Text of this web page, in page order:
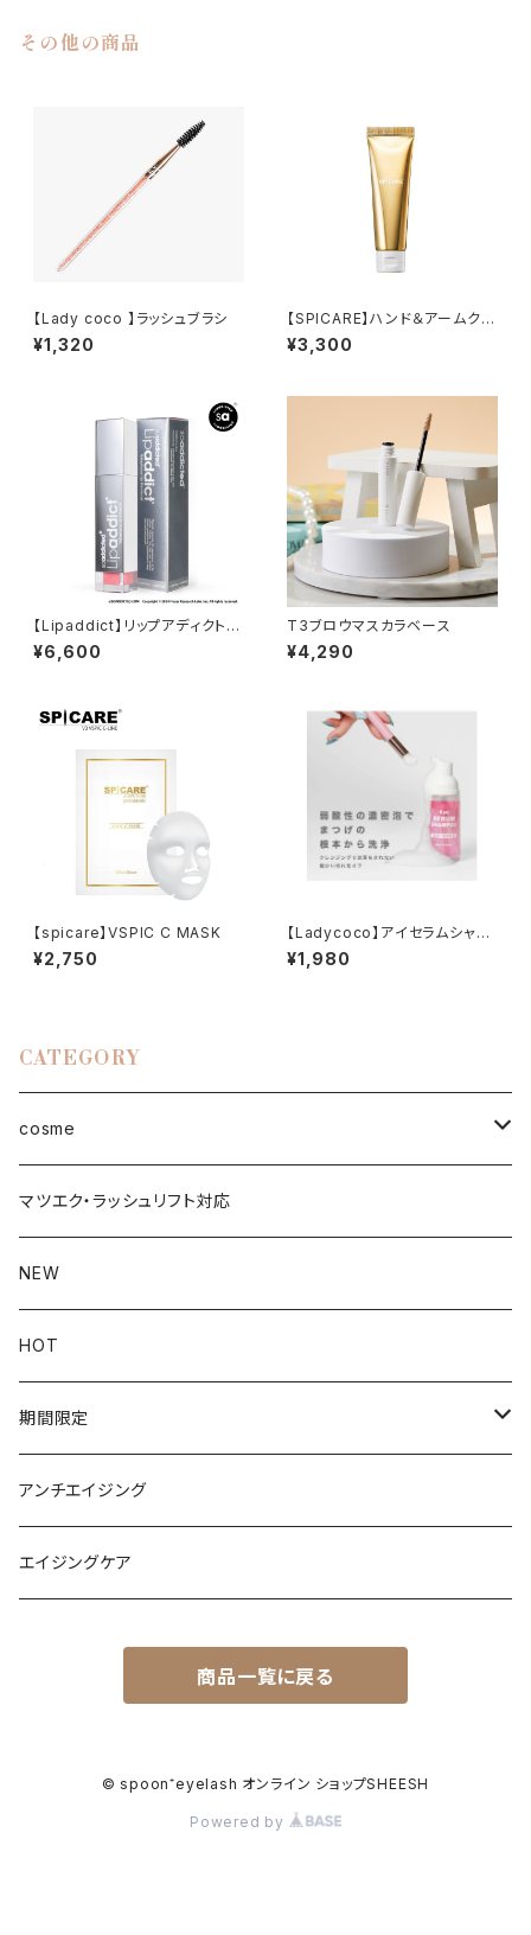
その他の商品
【Lady coco 】ラッシュブラシ
¥1,320
【SPICARE】ハンド＆アームクリ
ーム
¥3,300
【Lipaddict】リップアディクト21
2ピンクシュガー
¥6,600
T3ブロウマスカラベース
¥4,290
【spicare】VSPIC C MASK
¥2,750
【Ladycoco】アイセラムシャン
プーベイビーバブル
¥1,980
CATEGORY
cosme
face
ファンデーション
UVケア
eye
まつ毛美容液
マスカラ
Lip
Day
Night
brow
ティント
body
ファンデーション
マツエク・ラッシュリフト対応
NEW
HOT
期間限定
キャンペーン
アンチエイジング
エイジングケア
商品一覧に戻る
© spoon⁺eyelash オンライン ショップSHEESH
Powered by